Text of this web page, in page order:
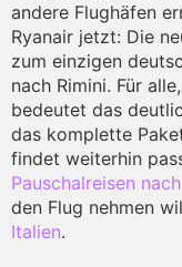
andere Flughäfen
Ryanair jetzt: Die
zum einzigen
nach Rimini. Für
bedeutet das
das komplette
findet weiterhin
Pauschalreisen
den Flug nehmen
Italien.